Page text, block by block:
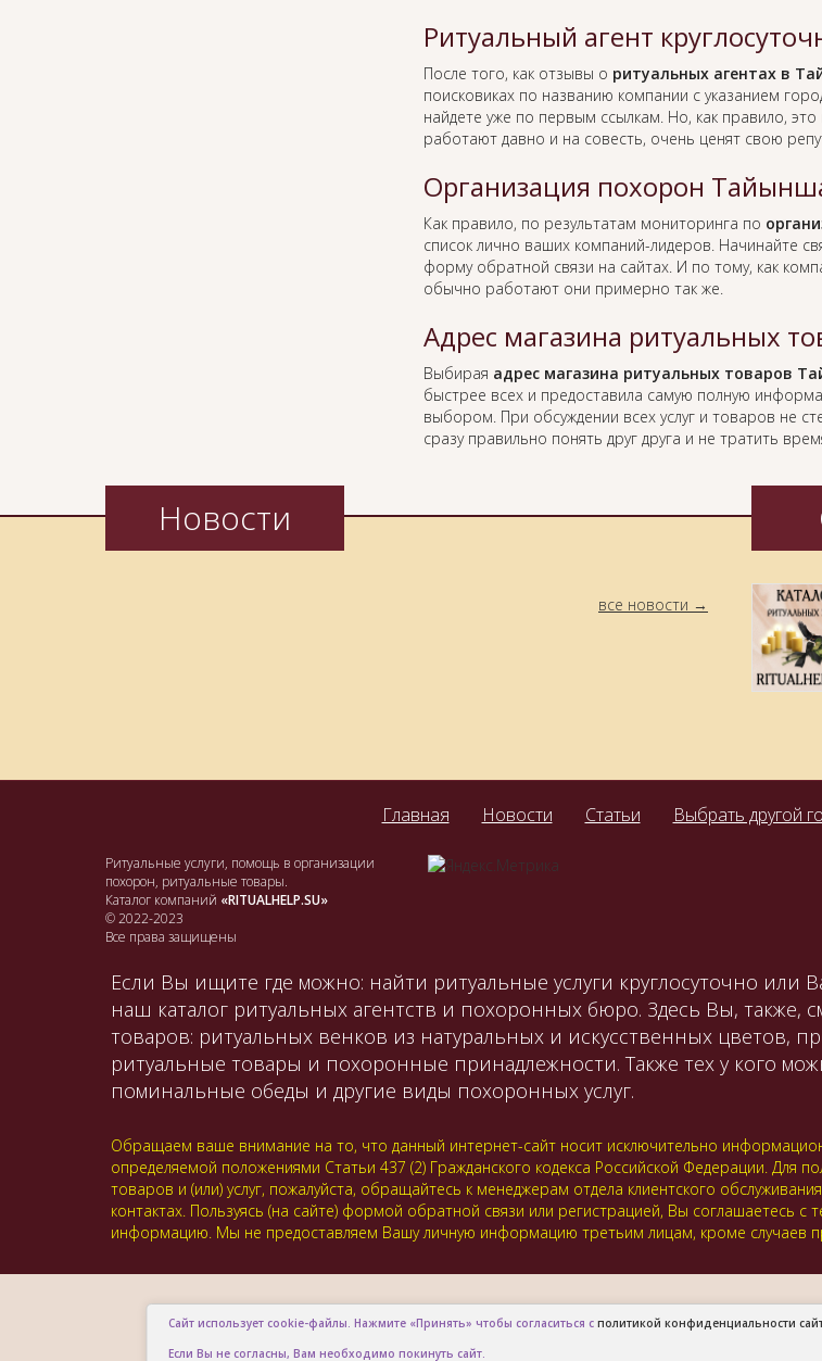
Ритуальный агент
После того, как отзывы о ритуальных агентах в
поисковиках по названию компании с указанием
найдете уже по первым ссылкам. Но, как правило,
работают давно и на совесть, очень ценят свою
Организация похорон
Как правило, по результатам мониторинга по
список лично ваших компаний-лидеров. Начинайте
форму обратной связи на сайтах. И по тому, как
обычно работают они примерно так же.
Адрес магазина ритуальных
Выбирая адрес магазина ритуальных товаров
быстрее всех и предоставила самую полную
выбором. При обсуждении всех услуг и товаров не
сразу правильно понять друг друга и не тратить
Новости
все новости
Главная Новости Статьи Выбрать другой
Ритуальные услуги, помощь в организации
похорон, ритуальные товары.
Каталог компаний «RITUALHELP.SU»
© 2022-2023
Все права защищены
Если Вы ищите где можно: найти ритуальные услуги круглосуточно или
наш каталог ритуальных агентств и похоронных бюро. Здесь Вы,
товаров: ритуальных венков из натуральных и искусственных цветов,
ритуальные товары и похоронные принадлежности. Также тех у кого
поминальные обеды и другие виды похоронных услуг.
Обращаем ваше внимание на то, что данный интернет-сайт носит исключительно
определяемой положениями Статьи 437 (2) Гражданского кодекса Российской Федерации. Для
товаров и (или) услуг, пожалуйста, обращайтесь к менеджерам отдела клиентского
контактах. Пользуясь (на сайте) формой обратной связи или регистрацией, Вы соглашаетесь
информацию. Мы не предоставляем Вашу личную информацию третьим лицам, кроме случаев
Сайт использует cookie-файлы. Нажмите «Принять» чтобы согласиться сполитикой конфиденциальности
Если Вы не согласны, Вам необходимо покинуть сайт.